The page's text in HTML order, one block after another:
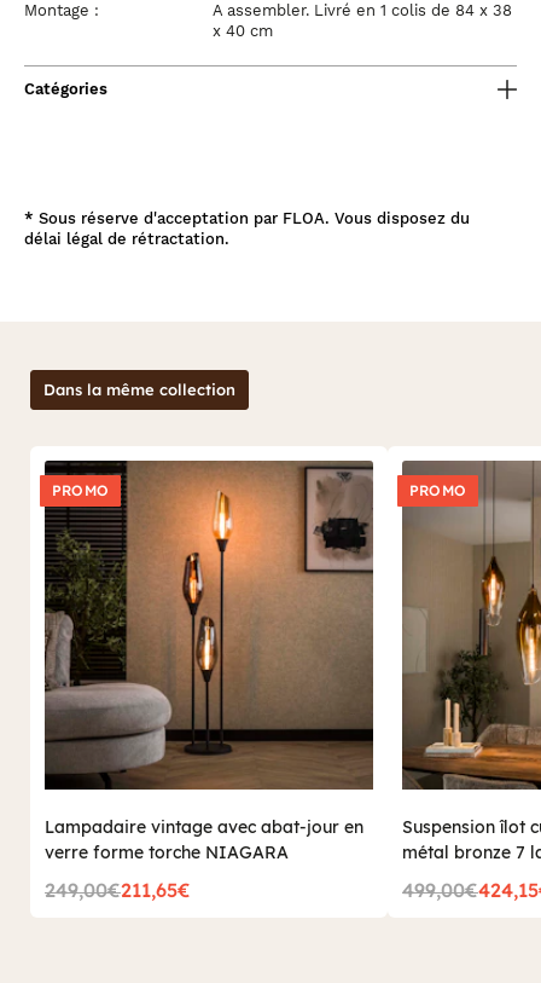
Montage :
A assembler. Livré en 1 colis de 84 x 38
x 40 cm
Catégories
* Sous réserve d'acceptation par FLOA. Vous disposez du
délai légal de rétractation.
Dans la même collection
PROMO
Lampadaire vintage avec abat-jour en
verre forme torche NIAGARA
249,00€211,65€
PROMO
Suspension îlot
métal bronze 7
499,00€